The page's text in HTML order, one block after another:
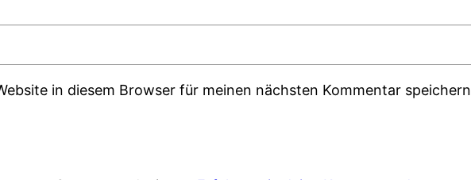
in diesem Browser für meinen nächsten Kommentar